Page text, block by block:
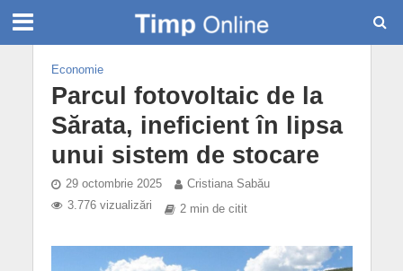
Economie
Parcul fotovoltaic de la
Sărata, ineficient în lipsa
unui sistem de stocare
29 octombrie 2025
Cristiana Sabău
3.776 vizualizări
2 min de citit